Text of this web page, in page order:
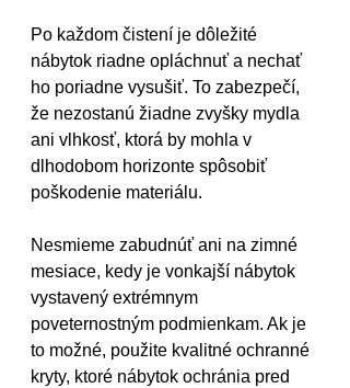
Po každom čistení je dôležité
nábytok riadne opláchnuť a nechať
ho poriadne vysušiť. To zabezpečí,
že nezostanú žiadne zvyšky mydla
ani vlhkosť, ktorá by mohla v
dlhodobom horizonte spôsobiť
poškodenie materiálu.
Nesmieme zabudnúť ani na zimné
mesiace, kedy je vonkajší nábytok
vystavený extrémnym
poveternostným podmienkam. Ak je
to možné, použite kvalitné ochranné
kryty, ktoré nábytok ochránia pred